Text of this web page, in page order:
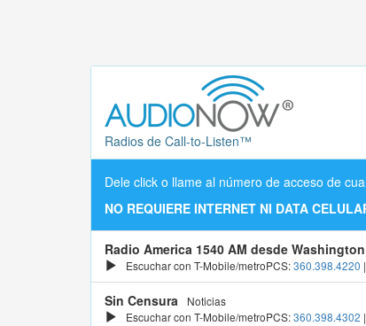
Radios de Call-to-Listen™
Dele click o llame al número de acceso de
NO REQUIERE INTERNET NI DATA
Radio America 1540 AM desde Washington
Escuchar con T-Mobile/metroPCS:360.398.4220
Sin Censura
Noticias
Escuchar con T-Mobile/metroPCS:360.398.4302